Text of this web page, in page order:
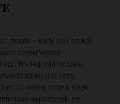
minute – kiedy i jak szukać
szybki wyjazd
Noclegi nad morzem
atrakcyjne ceny,
Co więcej, można dzięki
wypoczynek, nie